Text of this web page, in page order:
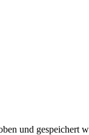
und gespeichert